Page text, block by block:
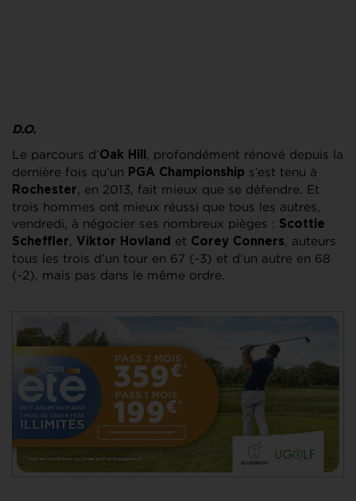
D.O.
Le parcours d’Oak Hill , profondément rénové depuis la
dernière fois qu’un PGA Championship s’est tenu à
Rochester, en 2013, fait mieux que se défendre. Et
trois hommes ont mieux réussi que tous les autres,
vendredi, à négocier ses nombreux pièges : Scottie
Scheffler, Viktor Hovland et Corey Conners, auteurs
tous les trois d’un tour en 67 (-3) et d’un autre en 68
(-2), mais pas dans le même ordre.